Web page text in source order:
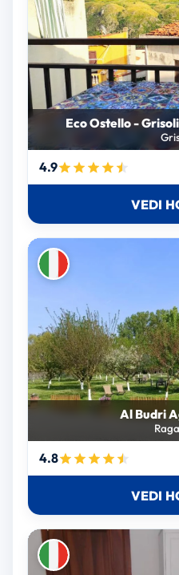
Eco Ostello -
4.9
VEDI
Al Budri
4.8
VEDI